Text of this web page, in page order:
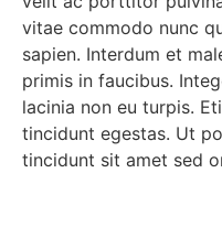
vitae commodo nunc
sapien. Interdum et
primis in faucibus.
lacinia non eu turpis.
tincidunt egestas. Ut
tincidunt sit amet sed